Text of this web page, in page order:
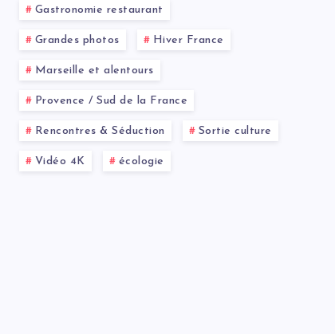
Gastronomie restaurant
Grandes photos Hiver France
Marseille et alentours
Provence / Sud de la France
Rencontres & Séduction Sortie culture
Vidéo 4K écologie